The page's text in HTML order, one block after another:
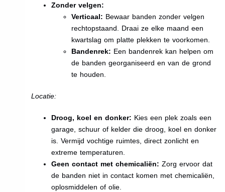
Zonder velgen:
Verticaal: Bewaar banden zonder velgen
rechtopstaand. Draai ze elke maand een
kwartslag om platte plekken te voorkomen.
Bandenrek: Een bandenrek kan helpen om
de banden georganiseerd en van de grond
te houden.
Locatie:
Droog, koel en donker: Kies een plek zoals een
garage, schuur of kelder die droog, koel en donker
is. Vermijd vochtige ruimtes, direct zonlicht en
extreme temperaturen.
Geen contact met chemicaliën: Zorg ervoor dat
de banden niet in contact komen met chemicaliën,
oplosmiddelen of olie.